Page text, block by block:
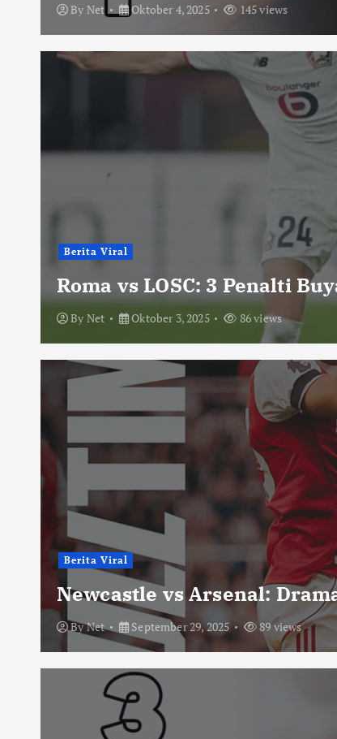
By Net Oktober 4, 2025 145 views
Berita Viral
Roma vs LOSC: 3 Penalti
By Net Oktober 3, 2025 86 views
Berita Viral
Newcastle vs Arsenal:
ByNet September 29, 2025 89 views